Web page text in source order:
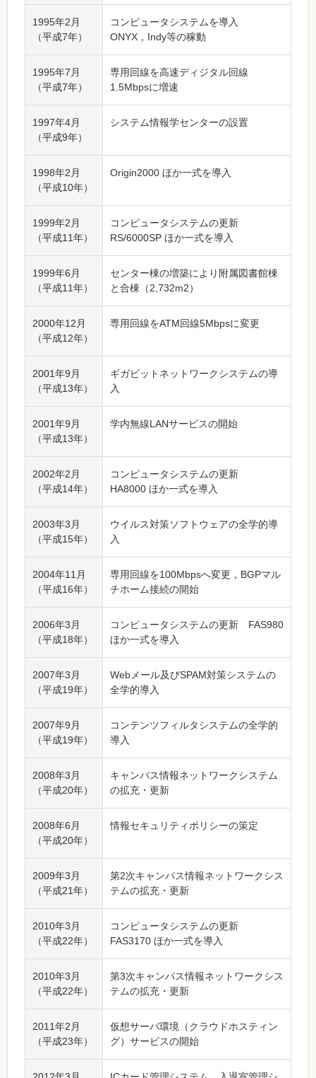
1995年2月
（平成7年）
コンピュータシステムを導入
ONYX，Indy等の稼動
1995年7月
（平成7年）
専用回線を高速ディジタル回線
1.5Mbpsに増速
1997年4月
（平成9年）
システム情報学センターの設置
1998年2月
（平成10年）
Origin2000 ほか一式を導入
1999年2月
（平成11年）
コンピュータシステムの更新
RS/6000SP ほか一式を導入
1999年6月
（平成11年）
センター棟の増築により附属図書館棟
と合棟（2,732m2）
2000年12月
（平成12年）
専用回線をATM回線5Mbpsに変更
2001年9月
（平成13年）
ギガビットネットワークシステムの導
入
2001年9月
（平成13年）
学内無線LANサービスの開始
2002年2月
（平成14年）
コンピュータシステムの更新
HA8000 ほか一式を導入
2003年3月
（平成15年）
ウイルス対策ソフトウェアの全学的導
入
2004年11月
（平成16年）
専用回線を100Mbpsへ変更，BGPマル
チホーム接続の開始
2006年3月
（平成18年）
コンピュータシステムの更新 FAS980
ほか一式を導入
2007年3月
（平成19年）
Webメール及びSPAM対策システムの
全学的導入
2007年9月
（平成19年）
コンテンツフィルタシステムの全学的
導入
2008年3月
（平成20年）
キャンパス情報ネットワークシステム
の拡充・更新
2008年6月
（平成20年）
情報セキュリティポリシーの策定
2009年3月
（平成21年）
第2次キャンパス情報ネットワークシス
テムの拡充・更新
2010年3月
（平成22年）
コンピュータシステムの更新
FAS3170 ほか一式を導入
2010年3月
（平成22年）
第3次キャンパス情報ネットワークシス
テムの拡充・更新
2011年2月
（平成23年）
仮想サーバ環境（クラウドホスティン
グ）サービスの開始